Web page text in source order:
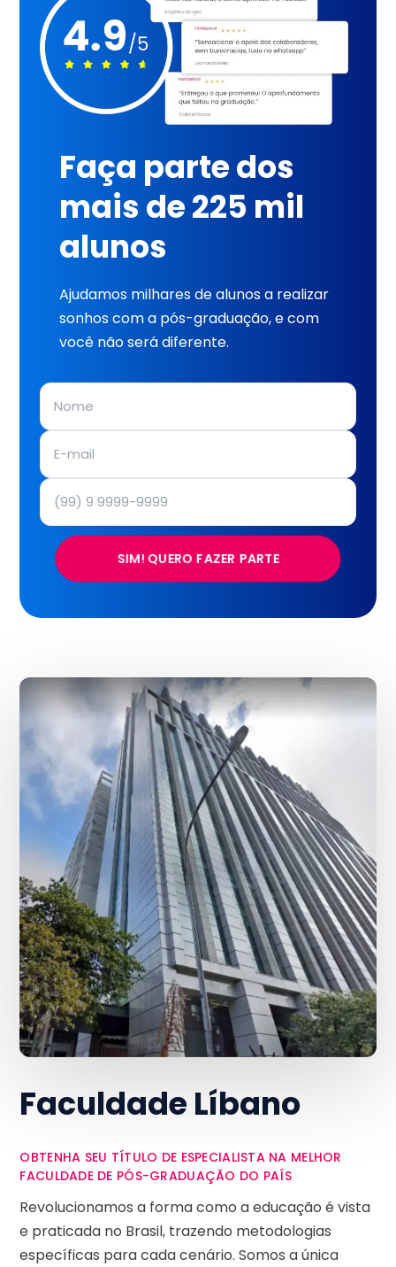
Faça parte dos
mais de 225 mil
alunos
Ajudamos milhares de alunos a realizar
sonhos com a pós-graduação, e com
você não será diferente.
SIM! QUERO FAZER PARTE
Faculdade Líbano
OBTENHA SEU TÍTULO DE ESPECIALISTA NA MELHOR
FACULDADE DE PÓS-GRADUAÇÃO DO PAÍS
Revolucionamos a forma como a educação é vista
e praticada no Brasil, trazendo metodologias
específicas para cada cenário. Somos a única